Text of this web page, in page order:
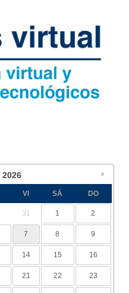
2026
VI SÁ DO
31 1 2
7 8 9
14 15 16
21 22 23